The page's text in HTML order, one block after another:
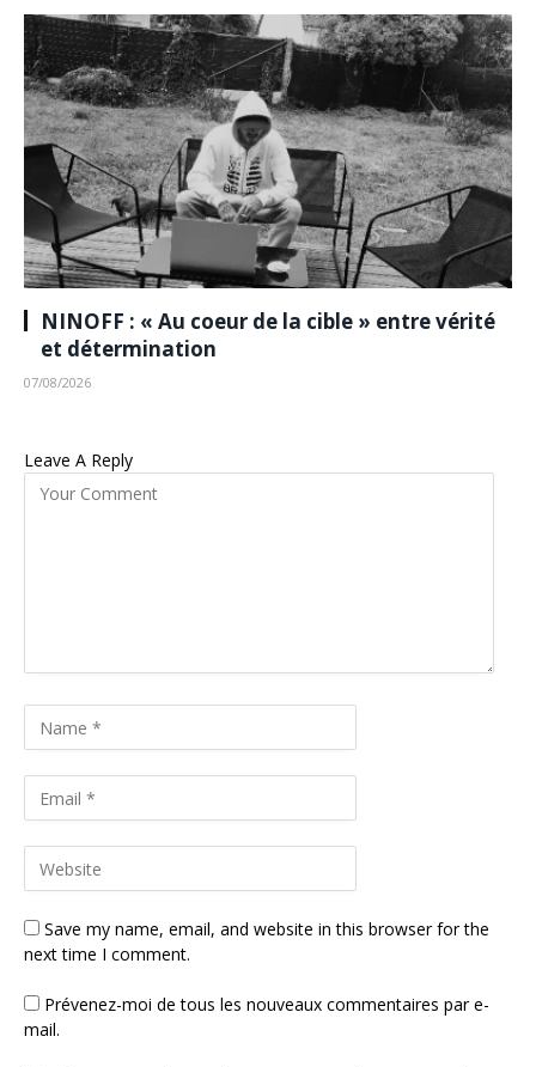
NINOFF : « Au coeur de la cible » entre vérité
et détermination
07/08/2026
Leave A Reply
Save my name, email, and website in this browser for the
next time I comment.
Prévenez-moi de tous les nouveaux commentaires par e-
mail.